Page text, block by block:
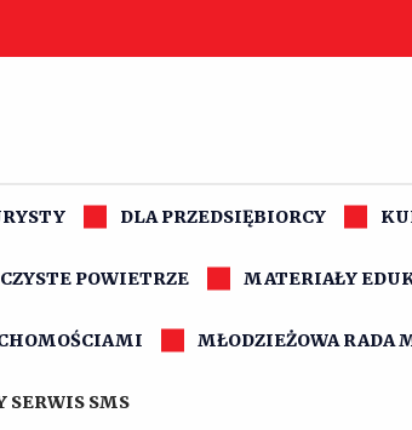
DLA PRZEDSIĘBIORCY
CZYSTE POWIETRZE MATERIAŁY
MŁODZIEŻOWA RADA
SERWIS SMS